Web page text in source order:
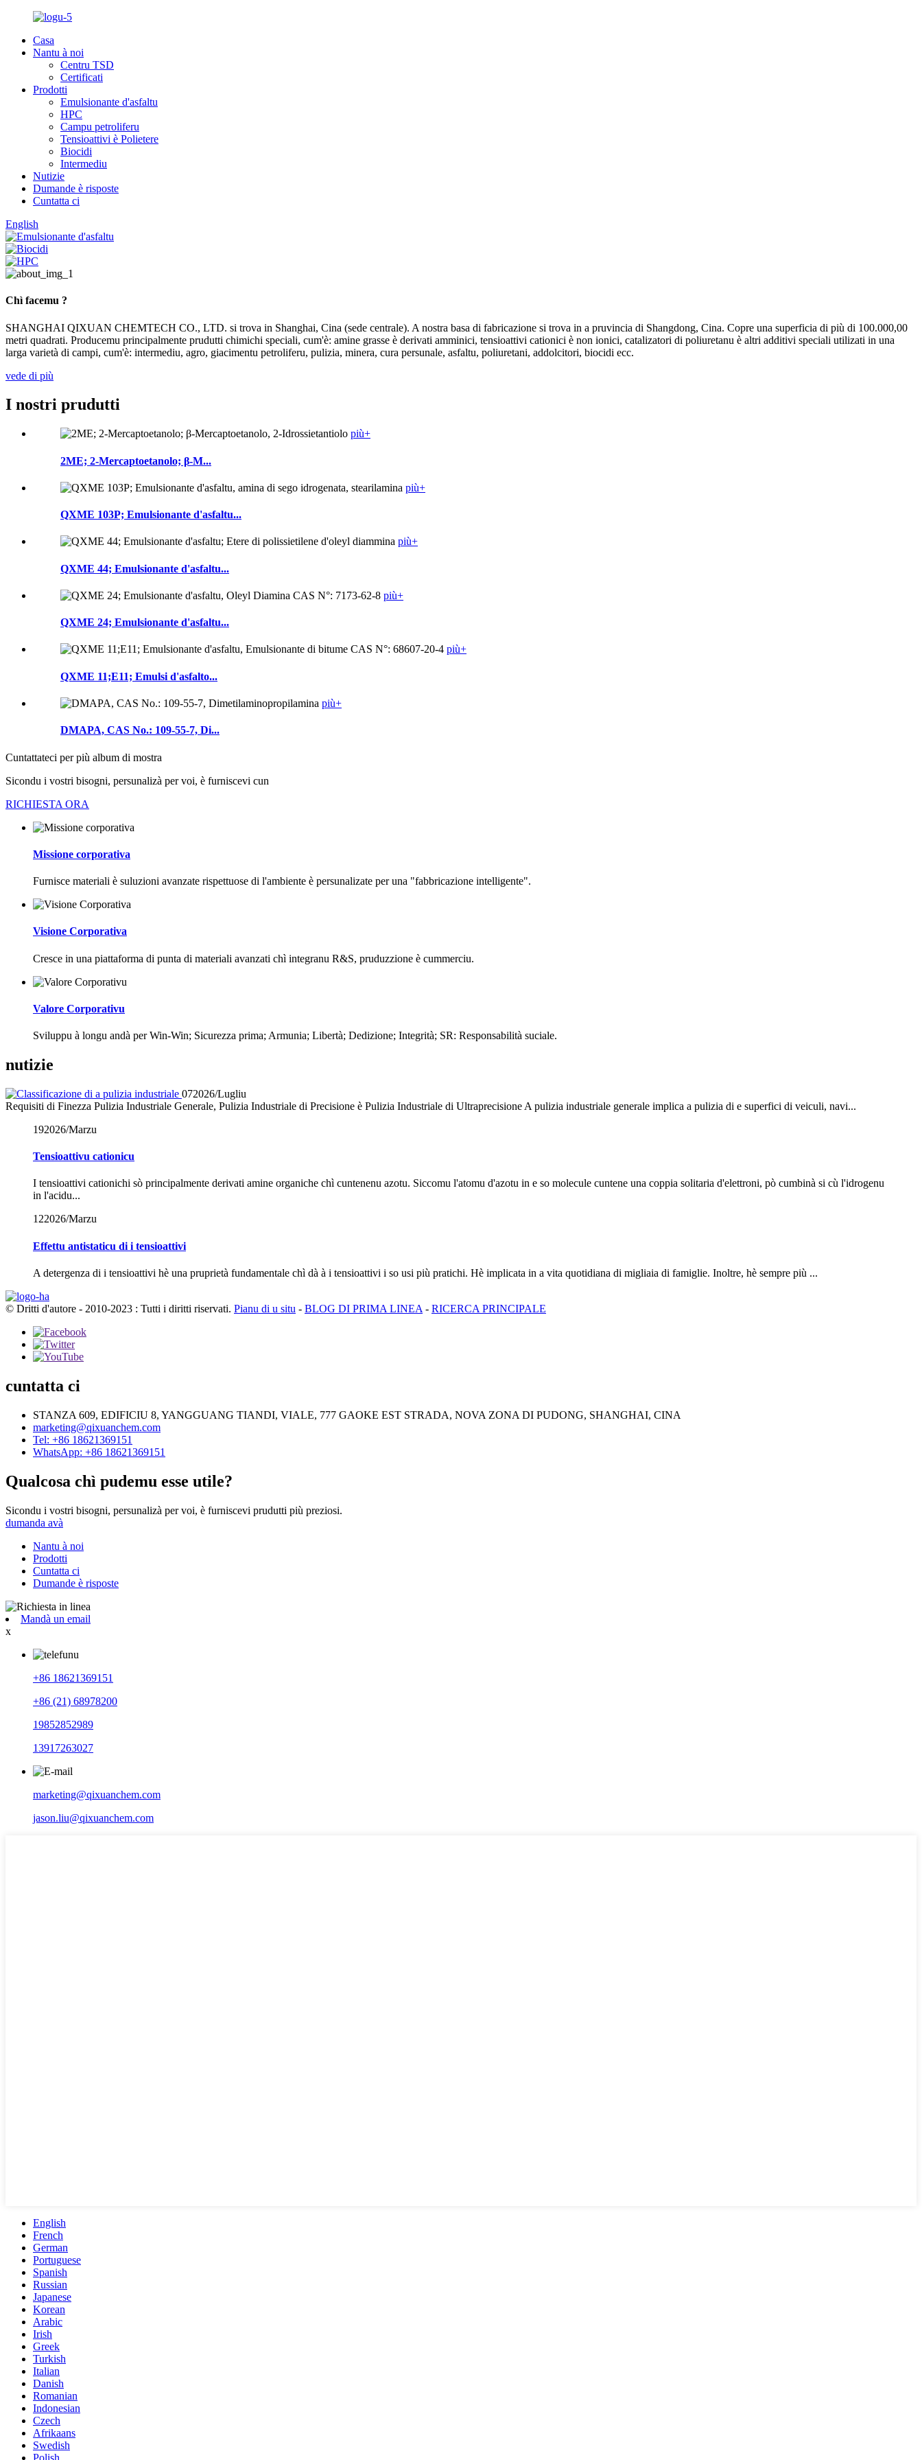
Casa
Nantu à noi
Centru TSD
Certificati
Prodotti
Emulsionante d'asfaltu
HPC
Campu petroliferu
Tensioattivi è Polietere
Biocidi
Intermediu
Nutizie
Dumande è risposte
Cuntatta ci
English
Chì facemu ?
SHANGHAI QIXUAN CHEMTECH CO., LTD. si trova in Shanghai, Cina (sede centrale). A nostra basa di fabricazione si trova in a pruvincia di Shangdong, Cina. Copre una superficia di più di 100.000,00
metri quadrati. Producemu principalmente prudutti chimichi speciali, cum'è: amine grasse è derivati ​​amminici, tensioattivi cationici è non ionici, catalizatori di poliuretanu è altri additivi speciali utilizati in una
larga varietà di campi, cum'è: intermediu, agro, giacimentu petroliferu, pulizia, minera, cura persunale, asfaltu, poliuretani, addolcitori, biocidi ecc.
vede di più
I nostri prudutti
più+
2ME; 2-Mercaptoetanolo; β-M...
più+
QXME 103P; Emulsionante d'asfaltu...
più+
QXME 44; Emulsionante d'asfaltu...
più+
QXME 24; Emulsionante d'asfaltu...
più+
QXME 11;E11; Emulsi d'asfalto...
più+
DMAPA, CAS No.: 109-55-7, Di...
Cuntattateci per più album di mostra
Sicondu i vostri bisogni, persunalizà per voi, è furniscevi cun
RICHIESTA ORA
Missione corporativa
Furnisce materiali è suluzioni avanzate rispettuose di l'ambiente è persunalizate per una "fabbricazione intelligente".
Visione Corporativa
Cresce in una piattaforma di punta di materiali avanzati chì integranu R&S, pruduzzione è cummerciu.
Valore Corporativu
Sviluppu à longu andà per Win-Win; Sicurezza prima; Armunia; Libertà; Dedizione; Integrità; SR: Responsabilità suciale.
nutizie
072026/Lugliu
Requisiti di Finezza Pulizia Industriale Generale, Pulizia Industriale di Precisione è Pulizia Industriale di Ultraprecisione A pulizia industriale generale implica a pulizia di e superfici di veiculi, navi...
192026/Marzu
Tensioattivu cationicu
I tensioattivi cationichi sò principalmente derivati ​​amine organiche chì cuntenenu azotu. Siccomu l'atomu d'azotu in e so molecule cuntene una coppia solitaria d'elettroni, pò cumbinà si cù l'idrogenu
in l'acidu...
122026/Marzu
Effettu antistaticu di i tensioattivi
A detergenza di i tensioattivi hè una pruprietà fundamentale chì dà à i tensioattivi i so usi più pratichi. Hè implicata in a vita quotidiana di migliaia di famiglie. Inoltre, hè sempre più ...
© Dritti d'autore - 2010-2023 : Tutti i diritti riservati. Pianu di u situ - BLOG DI PRIMA LINEA - RICERCA PRINCIPALE
cuntatta ci
STANZA 609, EDIFICIU 8, YANGGUANG TIANDI, VIALE, 777 GAOKE EST STRADA, NOVA ZONA DI PUDONG, SHANGHAI, CINA
marketing@qixuanchem.com
Tel: +86 18621369151
WhatsApp: +86 18621369151
Qualcosa chì pudemu esse utile?
Sicondu i vostri bisogni, persunalizà per voi, è furniscevi prudutti più preziosi.
dumanda avà
Nantu à noi
Prodotti
Cuntatta ci
Dumande è risposte
Mandà un email
x
+86 18621369151
+86 (21) 68978200
19852852989
13917263027
marketing@qixuanchem.com
jason.liu@qixuanchem.com
English
French
German
Portuguese
Spanish
Russian
Japanese
Korean
Arabic
Irish
Greek
Turkish
Italian
Danish
Romanian
Indonesian
Czech
Afrikaans
Swedish
Polish